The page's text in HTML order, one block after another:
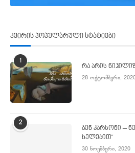
კვირის პოპულარული სტატიები
1
რა არის
28 ოქტომბერი,
2
ბენ კარსონი –
ხელებით“
30 ნოემბერი, 2020